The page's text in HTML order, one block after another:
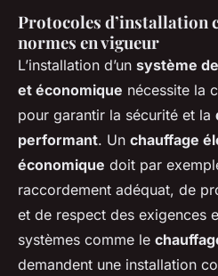
Protocoles d’installation
normes en vigueur
L’installation d’un système
et économique nécessite la
pour garantir la sécurité et la
performant. Un chauffage
économique doit par
raccordement adéquat, de
et de respect des exigences
systèmes comme le
demandent une installation